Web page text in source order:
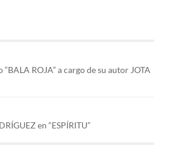
ROJA” a cargo de su autor JOTA
en “ESPÍRITU”